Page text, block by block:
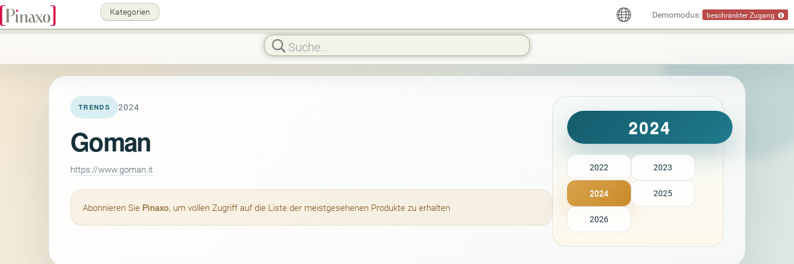
Demomodus: beschränkter Zugang
Kategorien
TRENDS 2024
Goman
https://www.goman.it
Abonnieren Sie Pinaxo, um vollen Zugriff auf die Liste der meistgesehenen Produkte zu erhalten
2024
2022 2023
2024 2025
2026